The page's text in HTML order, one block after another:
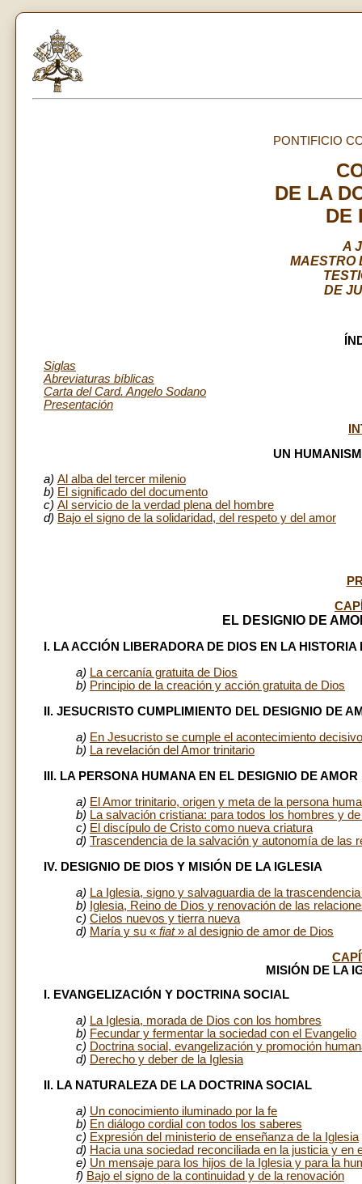
PONTIFICIO
DE LA
DE
A
MAESTRO
DE
Siglas
Abreviaturas bíblicas
Carta del Card. Angelo Sodano
Presentación
UN
a) Al alba del tercer milenio
b) El significado del documento
c) Al servicio de la verdad plena del hombre
d) Bajo el signo de la solidaridad, del respeto y del amor
EL DESIGNIO DE
I. LA ACCIÓN LIBERADORA DE DIOS EN LA HISTORIA
a) La cercanía gratuita de Dios
b) Principio de la creación y acción gratuita de Dios
II. JESUCRISTO CUMPLIMIENTO DEL DESIGNIO DE
a) En Jesucristo se cumple el acontecimiento
b) La revelación del Amor trinitario
III. LA PERSONA HUMANA EN EL DESIGNIO DE AMOR
a) El Amor trinitario, origen y meta de la persona
b) La salvación cristiana: para todos los hombres y
c) El discípulo de Cristo como nueva criatura
d) Trascendencia de la salvación y autonomía de las
IV. DESIGNIO DE DIOS Y MISIÓN DE LA IGLESIA
a) La Iglesia, signo y salvaguardia de la
b) Iglesia, Reino de Dios y renovación de las
c) Cielos nuevos y tierra nueva
d) María y su « fiat» al designio de amor de Dios
MISIÓN DE LA
I. EVANGELIZACIÓN Y DOCTRINA SOCIAL
a) La Iglesia, morada de Dios con los hombres
b) Fecundar y fermentar la sociedad con el Evangelio
c) Doctrina social, evangelización y promoción
d) Derecho y deber de la Iglesia
II. LA NATURALEZA DE LA DOCTRINA SOCIAL
a) Un conocimiento iluminado por la fe
b) En diálogo cordial con todos los saberes
c) Expresión del ministerio de enseñanza de la Iglesia
d) Hacia una sociedad reconciliada en la justicia y en
e) Un mensaje para los hijos de la Iglesia y para la
f) Bajo el signo de la continuidad y de la renovación